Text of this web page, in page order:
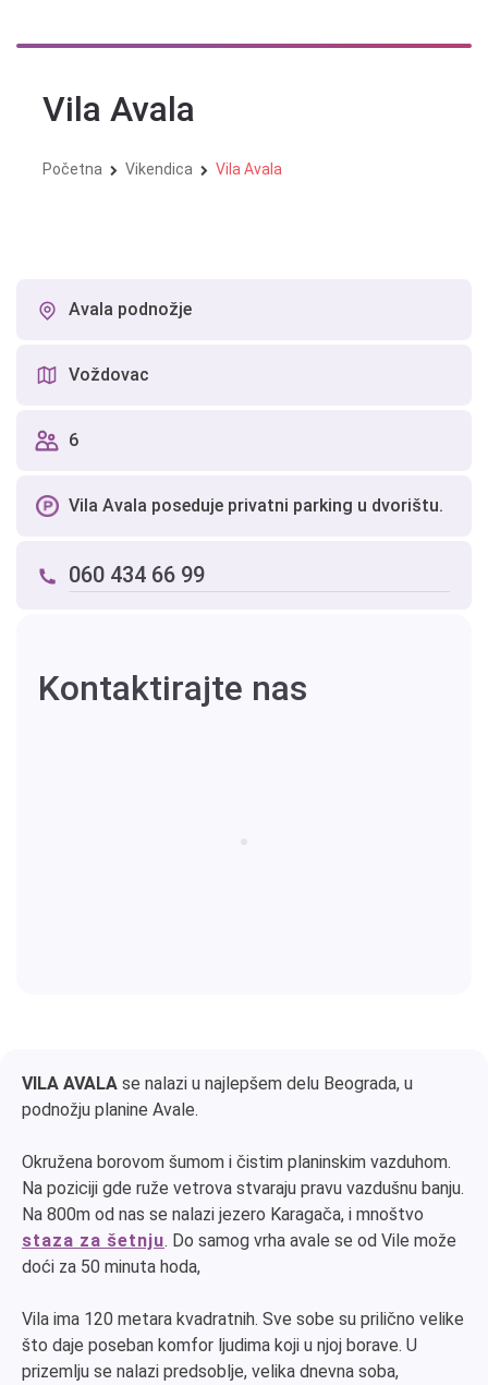
Vila Avala
Početna Vikendica Vila Avala
Avala podnožje
Voždovac
6
Vila Avala poseduje privatni parking u dvorištu.
060 434 66 99
Kontaktirajte nas
VILA AVALA se nalazi u najlepšem delu Beograda, u
podnožju planine Avale.
Okružena borovom šumom i čistim planinskim vazduhom.
Na poziciji gde ruže vetrova stvaraju pravu vazdušnu banju.
Na 800m od nas se nalazi jezero Karagača, i mnoštvo
staza za šetnju. Do samog vrha avale se od Vile može
doći za 50 minuta hoda,
Vila ima 120 metara kvadratnih. Sve sobe su prilično velike
što daje poseban komfor ljudima koji u njoj borave. U
prizemlju se nalazi predsoblje, velika dnevna soba,